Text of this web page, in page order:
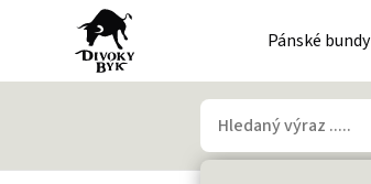
Pánské bundy